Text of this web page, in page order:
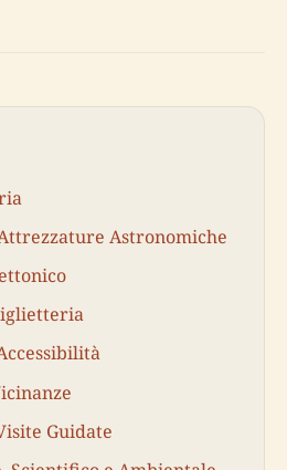
Astronomiche
Guidate